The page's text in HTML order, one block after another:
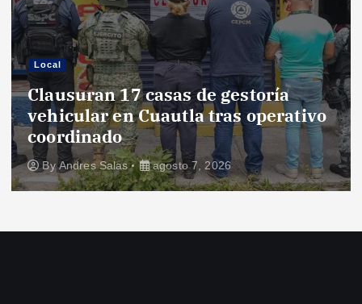
Local
Clausuran 17 casas de gestoría
vehicular en Cuautla tras operativo
coordinado
ByAndres Salas agosto 7, 2026